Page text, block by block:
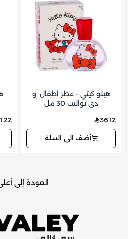
هيلو كيتي - عطر اطفال او
دي تواليت 30 مل
36.12
أضف الى السلة
العودة إلى